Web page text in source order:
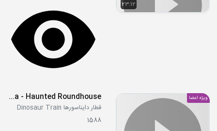
23:12
ویژه اعضا S02E03a - Haunted Roundhouse
قطار دایناسورها Dinosaur Train
1588